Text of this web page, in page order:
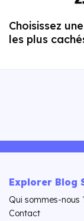
Choisissez
les plus
Explorer Blog
Qui sommes-nous
Contact